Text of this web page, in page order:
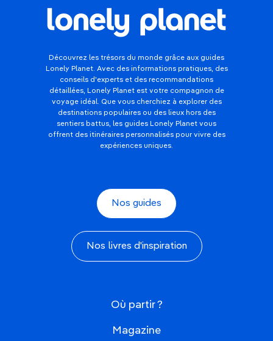
Découvrez les trésors du monde grâce aux guides
Lonely Planet. Avec des informations pratiques, des
conseils d'experts et des recommandations
détaillées, Lonely Planet est votre compagnon de
voyage idéal. Que vous cherchiez à explorer des
destinations populaires ou des lieux hors des
sentiers battus, les guides Lonely Planet vous
offrent des itinéraires personnalisés pour vivre des
expériences uniques.
Nos guides
Nos livres d'inspiration
Où partir ?
Magazine